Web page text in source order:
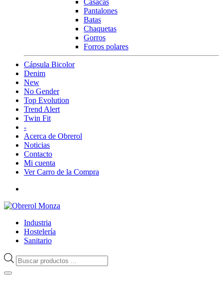
Pantalones
Batas
Chaquetas
Gorros
Forros polares
Cápsula Bicolor
Denim
New
No Gender
Top Evolution
Trend Alert
Twin Fit
-
Acerca de Obrerol
Noticias
Contacto
Mi cuenta
Ver Carro de la Compra
Industria
Hostelería
Sanitario
Búsqueda
de